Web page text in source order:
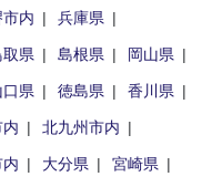
内
兵庫県
県 島根県
岡山県
口県 徳島県
香川県
北九州市内
大分県
宮崎県